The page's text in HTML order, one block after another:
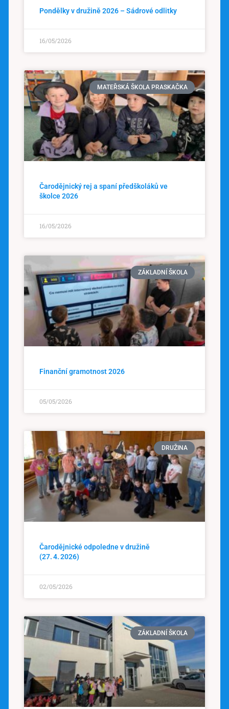
Pondělky v družině 2026 – Sádrové odlitky
16/05/2026
MATEŘSKÁ ŠKOLA PRASKAČKA
Čarodějnický rej a spaní předškoláků ve
školce 2026
16/05/2026
ZÁKLADNÍ ŠKOLA
Finanční gramotnost 2026
05/05/2026
DRUŽINA
Čarodějnické odpoledne v družině
(27. 4. 2026)
02/05/2026
ZÁKLADNÍ ŠKOLA